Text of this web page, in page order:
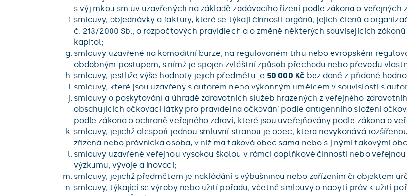
s výjimkou smluv uzavřených na základě zadávacího řízení podle zákona o veřejných
smlouvy, objednávky a faktury, které se týkají činnosti orgánů, jejich členů a
č. 218/2000 Sb., o rozpočtových pravidlech a o změně některých souvisejících
kapitol;
smlouvy uzavřené na komoditní burze, na regulovaném trhu nebo evropském
obdobným postupem, s nímž je spojen zvláštní způsob přechodu nebo převodu
smlouvy, jestliže výše hodnoty jejich předmětu je 50 000 Kčbez daně z přidané
smlouvy, které jsou uzavřeny s autorem nebo výkonným umělcem v souvislosti s
smlouvy o poskytování a úhradě zdravotních služeb hrazených z veřejného
obsahujících očkovací látky pro pravidelná očkování podle antigenního složení
podle zákona o ochraně veřejného zdraví, které jsou uveřejňovány podle zákona o
smlouvy, jejichž alespoň jednou smluvní stranou je obec, která nevykonává
zřízená nebo právnická osoba, v níž má taková obec sama nebo s jinými takovými
smlouvy uzavřené veřejnou vysokou školou v rámci doplňkové činnosti nebo
výzkumu, vývoje a inovací;
smlouvy, jejichž předmětem je nakládání s výbušninou nebo zařízením či objektem
smlouvy, týkající se výroby nebo užití pořadu, včetně smlouvy o nabytí práv k užití